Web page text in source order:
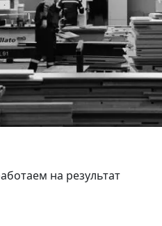
на результат